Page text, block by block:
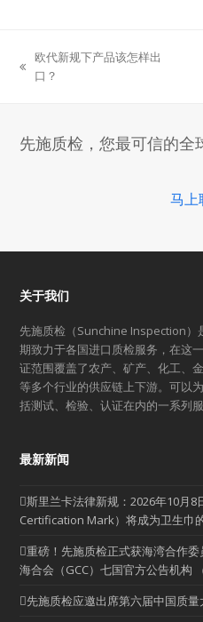
previous
欧代新规下产品该怎样出
口？
先施质检，您最可信的全
马上
关于我们
先施质检（Sunchine Inspection）
期致力于各国进口质检服务，在这
证范围覆盖了农产、矿产、化工、
等多个行业的供应链上下游。可以
括测试、检验、认证在内的一系列服
最新新闻
斯里兰卡法律新规：2026年10月8
Certification Mark）将成为卫生巾
重磅！先施质检正式获海湾合作
海合会（GCC）七国官方公告机构
先施质检应邀出席第六届中国质